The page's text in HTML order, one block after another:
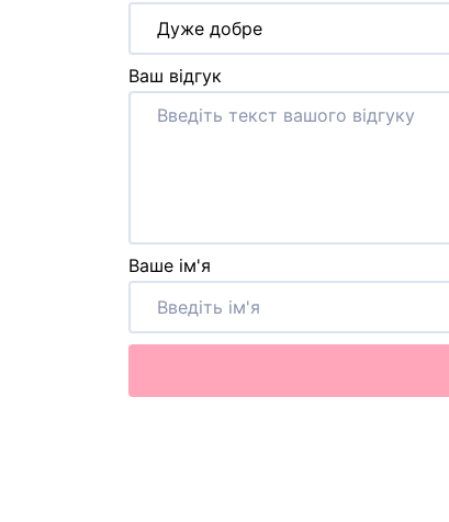
Дуже добре
Ваш відгук
Ваше ім'я